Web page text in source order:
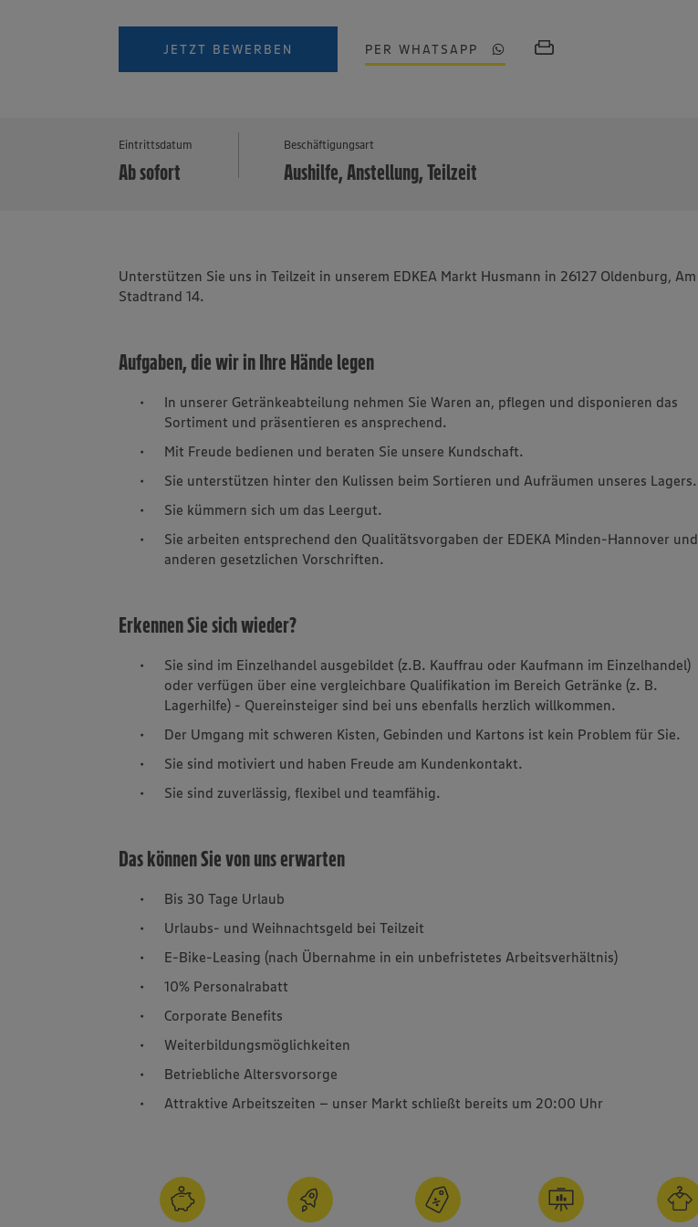
JETZT BEWERBEN PER WHATSAPP
Eintrittsdatum
Ab sofort
Beschäftigungsart
Aushilfe, Anstellung, Teilzeit
Unterstützen Sie uns in Teilzeit in unserem EDKEA Markt Husmann in 26127 Oldenburg, Am
Stadtrand 14.
Aufgaben, die wir in Ihre Hände legen
In unserer Getränkeabteilung nehmen Sie Waren an, pflegen und disponieren das
Sortiment und präsentieren es ansprechend.
Mit Freude bedienen und beraten Sie unsere Kundschaft.
Sie unterstützen hinter den Kulissen beim Sortieren und Aufräumen unseres Lagers.
Sie kümmern sich um das Leergut.
Sie arbeiten entsprechend den Qualitätsvorgaben der EDEKA Minden-Hannover und
anderen gesetzlichen Vorschriften.
Erkennen Sie sich wieder?
Sie sind im Einzelhandel ausgebildet (z.B. Kauffrau oder Kaufmann im Einzelhandel)
oder verfügen über eine vergleichbare Qualifikation im Bereich Getränke (z. B.
Lagerhilfe) - Quereinsteiger sind bei uns ebenfalls herzlich willkommen.
Der Umgang mit schweren Kisten, Gebinden und Kartons ist kein Problem für Sie.
Sie sind motiviert und haben Freude am Kundenkontakt.
Sie sind zuverlässig, flexibel und teamfähig.
Das können Sie von uns erwarten
Bis 30 Tage Urlaub
Urlaubs- und Weihnachtsgeld bei Teilzeit
E-Bike-Leasing (nach Übernahme in ein unbefristetes Arbeitsverhältnis)
10% Personalrabatt
Corporate Benefits
Weiterbildungsmöglichkeiten
Betriebliche Altersvorsorge
Attraktive Arbeitszeiten – unser Markt schließt bereits um 20:00 Uhr